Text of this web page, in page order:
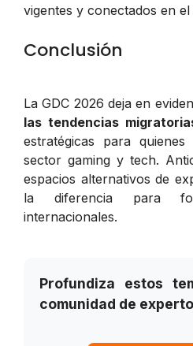
vigentes y conectados en
Conclusión
La GDC 2026 deja en
las tendencias
estratégicas para
sector gaming y tech.
espacios alternativos de
la diferencia para
internacionales.
Profundiza estos
comunidad de